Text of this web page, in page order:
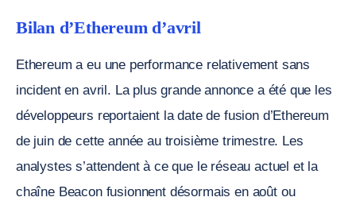
Bilan d’Ethereum d’avril
Ethereum a eu une performance relativement sans
incident en avril. La plus grande annonce a été que les
développeurs reportaient la date de fusion d’Ethereum
de juin de cette année au troisième trimestre. Les
analystes s’attendent à ce que le réseau actuel et la
chaîne Beacon fusionnent désormais en août ou